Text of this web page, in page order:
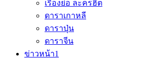
เรื่องย่อ ละครฮิต
ดาราเกาหลี
ดาราปุ่น
ดาราจีน
ข่าวหน้า1